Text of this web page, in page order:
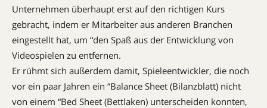
Unternehmen überhaupt erst auf den richtigen Kurs
gebracht, indem er Mitarbeiter aus anderen Branchen
eingestellt hat, um “den Spaß aus der Entwicklung von
Videospielen zu entfernen.
Er rühmt sich außerdem damit, Spieleentwickler, die noch
vor ein paar Jahren ein “Balance Sheet (Bilanzblatt) nicht
von einem “Bed Sheet (Bettlaken) unterscheiden konnten,